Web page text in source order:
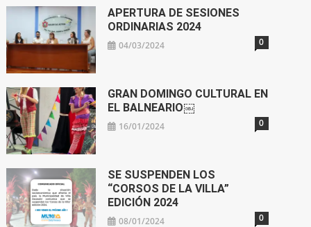
APERTURA DE SESIONES
ORDINARIAS 2024
04/03/2024 0
GRAN DOMINGO CULTURAL EN
EL BALNEARIO￼
16/01/2024 0
SE SUSPENDEN LOS
“CORSOS DE LA VILLA”
EDICIÓN 2024
08/01/2024 0